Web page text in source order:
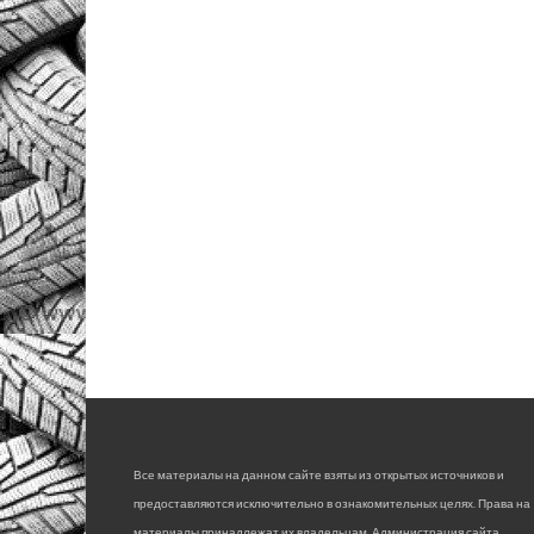
Все материалы на данном сайте взяты из открытых источников и
предоставляются исключительно в ознакомительных целях. Права на